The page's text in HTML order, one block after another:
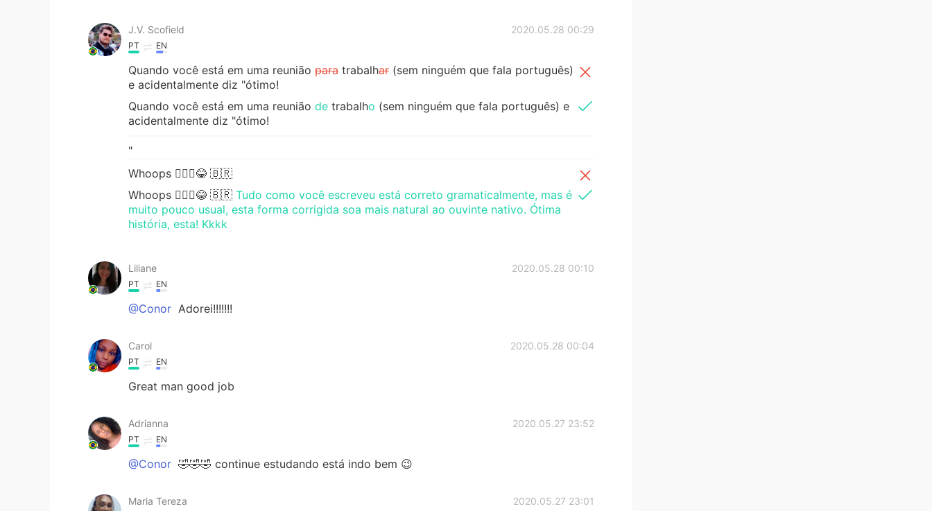
J.V. Scofield 2020.05.28 00:29
PT EN
Quando você está em uma reunião para trabalhar (sem ninguém que fala português)
e acidentalmente diz "ótimo!
Quando você está em uma reunião de trabalho (sem ninguém que fala português) e
acidentalmente diz "ótimo!
"
Whoops 🤷🏻‍♂️😂 🇧🇷
Whoops 🤷🏻‍♂️😂 🇧🇷 Tudo como você escreveu está correto gramaticalmente, mas é
muito pouco usual, esta forma corrigida soa mais natural ao ouvinte nativo. Ótima
história, esta! Kkkk
Liliane 2020.05.28 00:10
PT EN
@Conor Adorei!!!!!!!
Carol 2020.05.28 00:04
PT EN
Great man good job
Adrianna 2020.05.27 23:52
PT EN
@Conor 🤣🤣🤣 continue estudando está indo bem 😉
Maria Tereza 2020.05.27 23:01